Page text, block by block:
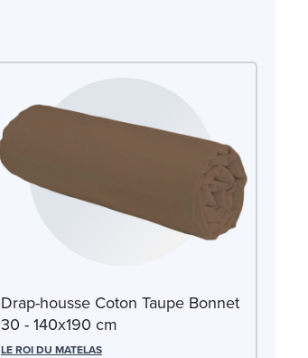
Drap-housse Coton Taupe Bonnet
30 - 140x190 cm
LE ROI DU MATELAS